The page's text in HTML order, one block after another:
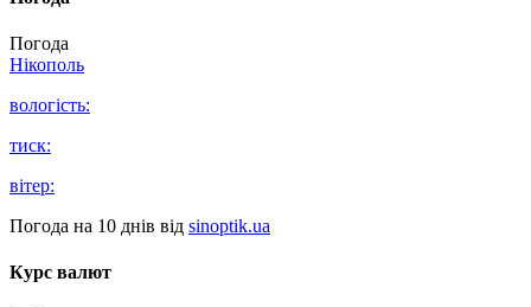
Погода
Нікополь
вологість:
тиск:
вітер:
Погода на 10 днів від sinoptik.ua
Курс валют